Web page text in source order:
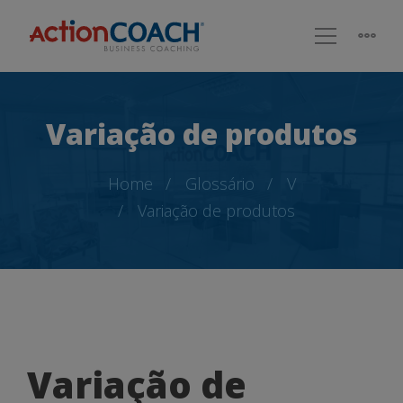
Variação de produtos
Home Glossário
V
Variação de produtos
Variação
Variação de